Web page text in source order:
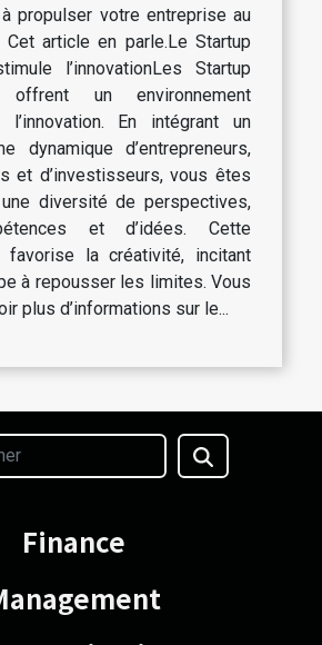
propulser votre entreprise au
article en parle.Le Startup
l’innovationLes Startup
offrent un environnement
En intégrant un
dynamique d’entrepreneurs,
et d’investisseurs, vous êtes
diversité de perspectives,
et d’idées. Cette
favorise la créativité, incitant
à repousser les limites. Vous
plus d’informations sur le...
Finance